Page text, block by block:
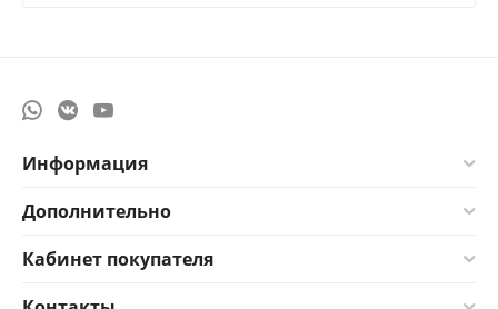
Информация
Дополнительно
Кабинет покупателя